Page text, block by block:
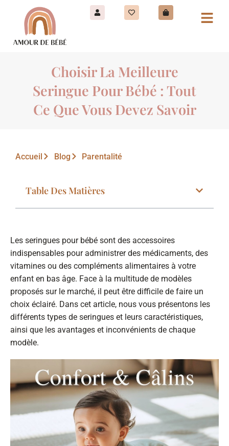
Choisir La Meilleure
Seringue Pour Bébé : Tout
Ce Que Vous Devez Savoir
Accueil Blog Parentalité
Table Des Matières
Les seringues pour bébé sont des accessoires
indispensables pour administrer des médicaments, des
vitamines ou des compléments alimentaires à votre
enfant en bas âge. Face à la multitude de modèles
proposés sur le marché, il peut être difficile de faire un
choix éclairé. Dans cet article, nous vous présentons les
différents types de seringues et leurs caractéristiques,
ainsi que les avantages et inconvénients de chaque
modèle.